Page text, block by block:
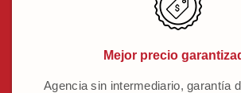
Mejor precio
Agencia sin intermediario, garantía